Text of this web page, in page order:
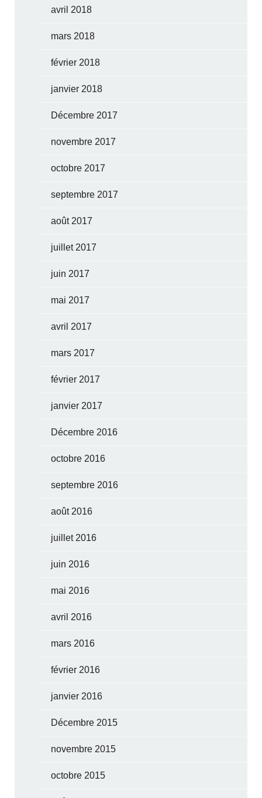
avril 2018
mars 2018
février 2018
janvier 2018
Décembre 2017
novembre 2017
octobre 2017
septembre 2017
août 2017
juillet 2017
juin 2017
mai 2017
avril 2017
mars 2017
février 2017
janvier 2017
Décembre 2016
octobre 2016
septembre 2016
août 2016
juillet 2016
juin 2016
mai 2016
avril 2016
mars 2016
février 2016
janvier 2016
Décembre 2015
novembre 2015
octobre 2015